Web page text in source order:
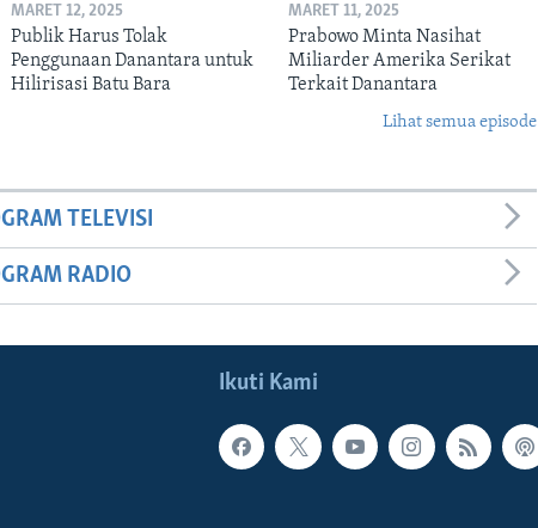
MARET 12, 2025
Publik Harus Tolak
Penggunaan Danantara untuk
Hilirisasi Batu Bara
MARET 11, 2025
Prabowo Minta Nasihat
Miliarder Amerika Serikat
Terkait Danantara
Lihat semua episode
TELEVISI
RADIO
Ikuti Kami